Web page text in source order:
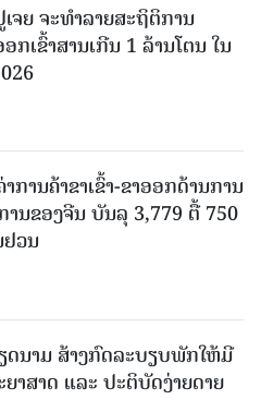
ຈຍ ຈະທຳລາຍສະຖິຕິການ
ກເຂົ້າສານເກີນ 1 ລ້ານໂຕນ ໃນ
ການຄ້າຂາເຂົ້າ-ຂາອອກດ້ານການ
ນຂອງຈີນ ບັນລຸ 3,779 ຕື້ 750
ວນ
ດນາມ ສ້າງກົດລະບຽບພັກໃຫ້ມີ
າສາດ ແລະ ປະຕິບັດງ່າຍດາຍ